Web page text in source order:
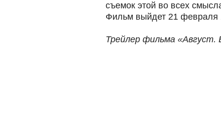
съемок этой во всех
Фильм выйдет 21 февраля
Трейлер фильма «Август.